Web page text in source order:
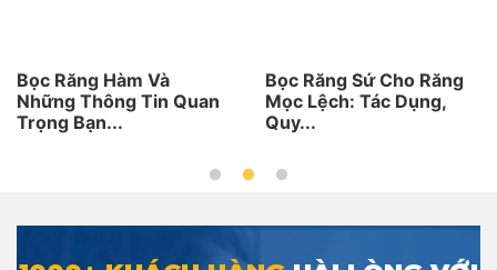
Bọc Răng Hàm Và
Những Thông Tin Quan
Trọng Bạn...
Bọc Răng Sứ Cho Răng
Mọc Lệch: Tác Dụng,
Quy...